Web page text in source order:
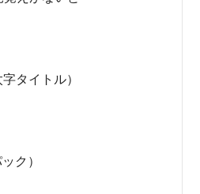
タイトル）
ク）